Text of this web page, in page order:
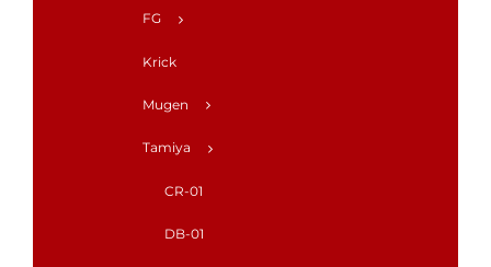
FG
Krick
Mugen
Tamiya
CR-01
DB-01